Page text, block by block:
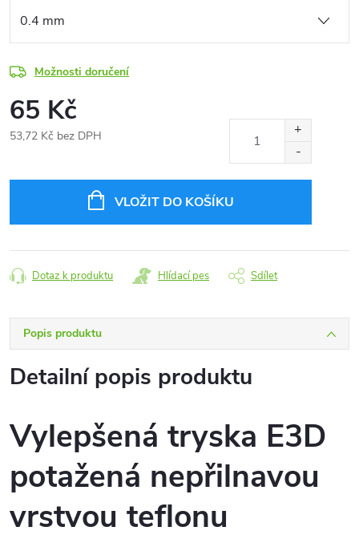
Možnosti doručení
65 Kč
53,72 Kč bez DPH
VLOŽIT DO KOŠÍKU
Dotaz k produktu Hlídací pes Sdílet
Popis produktu
Detailní popis produktu
Vylepšená tryska E3D
potažená nepřilnavou
vrstvou teflonu